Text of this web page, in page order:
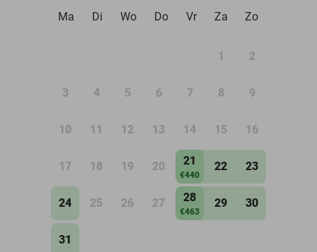
Ma
Di Wo Do Vr Za Zo
1 2
3 4 5 6 7 8 9
10 11 12 13 14 15 16
17 18 19 20 21
€440
22 23
24 25 26 27 28
€463
29 30
31